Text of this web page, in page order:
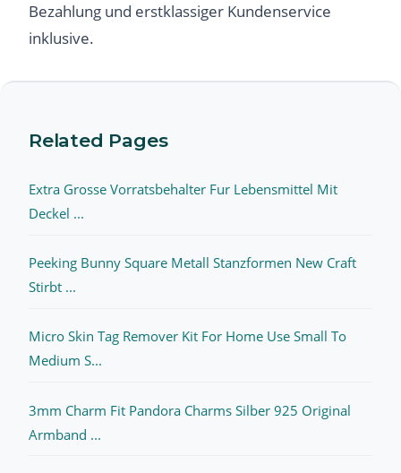
Bezahlung und erstklassiger Kundenservice
inklusive.
Related Pages
Extra Grosse Vorratsbehalter Fur Lebensmittel Mit
Deckel ...
Peeking Bunny Square Metall Stanzformen New Craft
Stirbt ...
Micro Skin Tag Remover Kit For Home Use Small To
Medium S...
3mm Charm Fit Pandora Charms Silber 925 Original
Armband ...